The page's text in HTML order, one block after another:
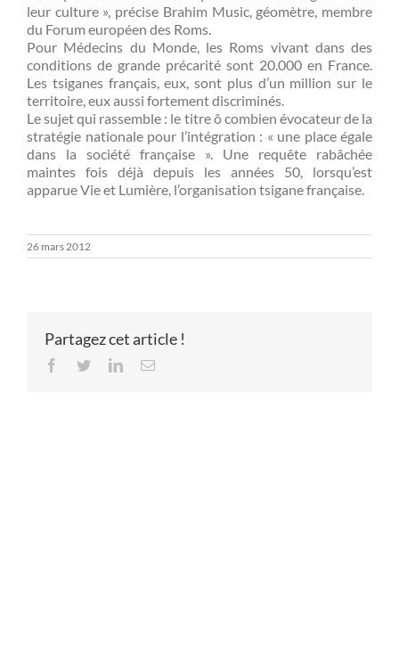
leur culture », précise Brahim Music, géomètre, membre
du Forum européen des Roms.
Pour Médecins du Monde, les Roms vivant dans des
conditions de grande précarité sont 20.000 en France.
Les tsiganes français, eux, sont plus d’un million sur le
territoire, eux aussi fortement discriminés.
Le sujet qui rassemble : le titre ô combien évocateur de la
stratégie nationale pour l’intégration : « une place égale
dans la société française ». Une requête rabâchée
maintes fois déjà depuis les années 50, lorsqu’est
apparue Vie et Lumière, l’organisation tsigane française.
26 mars 2012
Partagez cet article !
Facebook
TwitterLinkedInEmail